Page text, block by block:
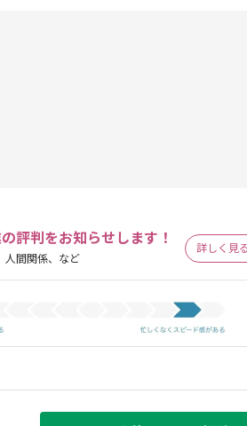
評判をお知らせします！
人間関係、など
詳しく見る